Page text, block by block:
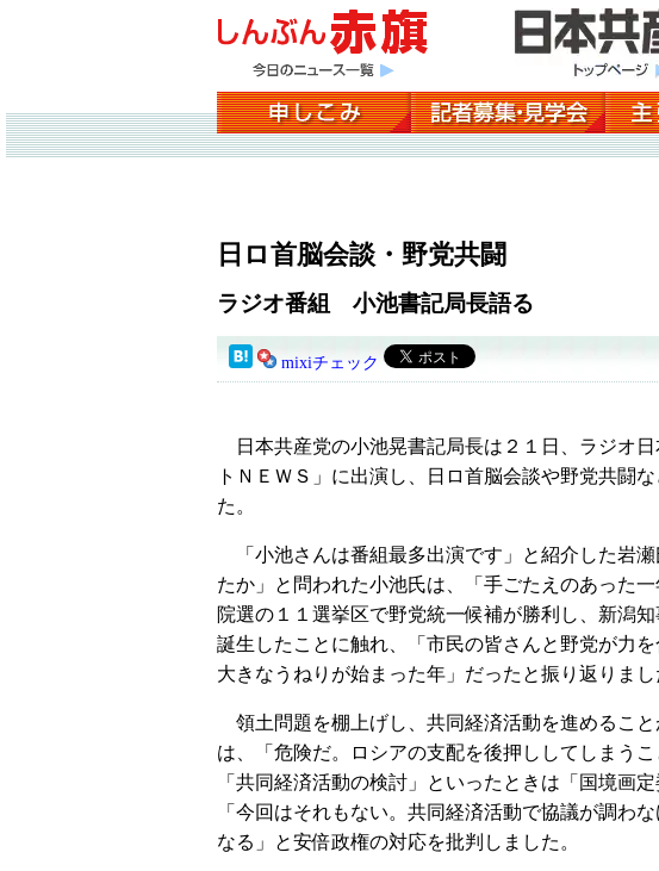
日ロ首脳会談・野党共闘
ラジオ番組 小池書記局長語る
mixiチェック
日本共産党の小池晃書記局長は２１日、ラジオ
トＮＥＷＳ」に出演し、日ロ首脳会談や野党共闘
た。
「小池さんは番組最多出演です」と紹介した岩瀬
たか」と問われた小池氏は、「手ごたえのあった
院選の１１選挙区で野党統一候補が勝利し、新潟
誕生したことに触れ、「市民の皆さんと野党が力
大きなうねりが始まった年」だったと振り返りまし
領土問題を棚上げし、共同経済活動を進めるこ
は、「危険だ。ロシアの支配を後押ししてしまう
「共同経済活動の検討」といったときは「国境画
「今回はそれもない。共同経済活動で協議が調わ
なる」と安倍政権の対応を批判しました。